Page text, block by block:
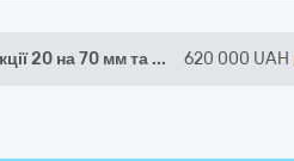
20 на 70 мм та ... 620 000 UAH